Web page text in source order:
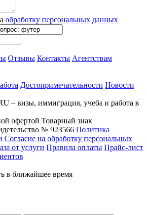
обработку персональных данных
Отзывы Контакты Агентствам
Достопримечательности Новости
– визы, иммиграция, учеба и работа в
офертой Товарный знак
№ 923566 Политика
Согласие на обработку персональных
от услуги Правила оплаты Прайс-лист
в ближайшее время